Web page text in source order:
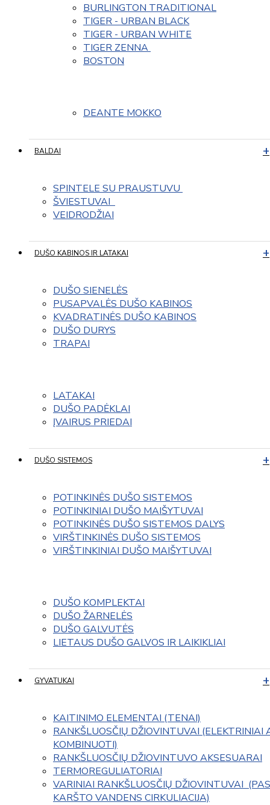
BURLINGTON TRADITIONAL
TIGER - URBAN BLACK
TIGER - URBAN WHITE
TIGER ZENNA
BOSTON
DEANTE MOKKO
BALDAI
SPINTELE SU PRAUSTUVU
ŠVIESTUVAI
VEIDRODŽIAI
DUŠO KABINOS IR LATAKAI
DUŠO SIENELĖS
PUSAPVALĖS DUŠO KABINOS
KVADRATINĖS DUŠO KABINOS
DUŠO DURYS
TRAPAI
LATAKAI
DUŠO PADĖKLAI
ĮVAIRUS PRIEDAI
DUŠO SISTEMOS
POTINKINĖS DUŠO SISTEMOS
POTINKINIAI DUŠO MAIŠYTUVAI
POTINKINĖS DUŠO SISTEMOS DALYS
VIRŠTINKINĖS DUŠO SISTEMOS
VIRŠTINKINIAI DUŠO MAIŠYTUVAI
DUŠO KOMPLEKTAI
DUŠO ŽARNELĖS
DUŠO GALVUTĖS
LIETAUS DUŠO GALVOS IR LAIKIKLIAI
GYVATUKAI
KAITINIMO ELEMENTAI (TENAI)
RANKŠLUOSČIŲ DŽIOVINTUVAI (ELEKTRINIAI
KOMBINUOTI)
RANKŠLUOSČIŲ DŽIOVINTUVO AKSESUARAI
TERMOREGULIATORIAI
VARINIAI RANKŠLUOSČIŲ DŽIOVINTUVAI
KARŠTO VANDENS CIRKULIACIJA)